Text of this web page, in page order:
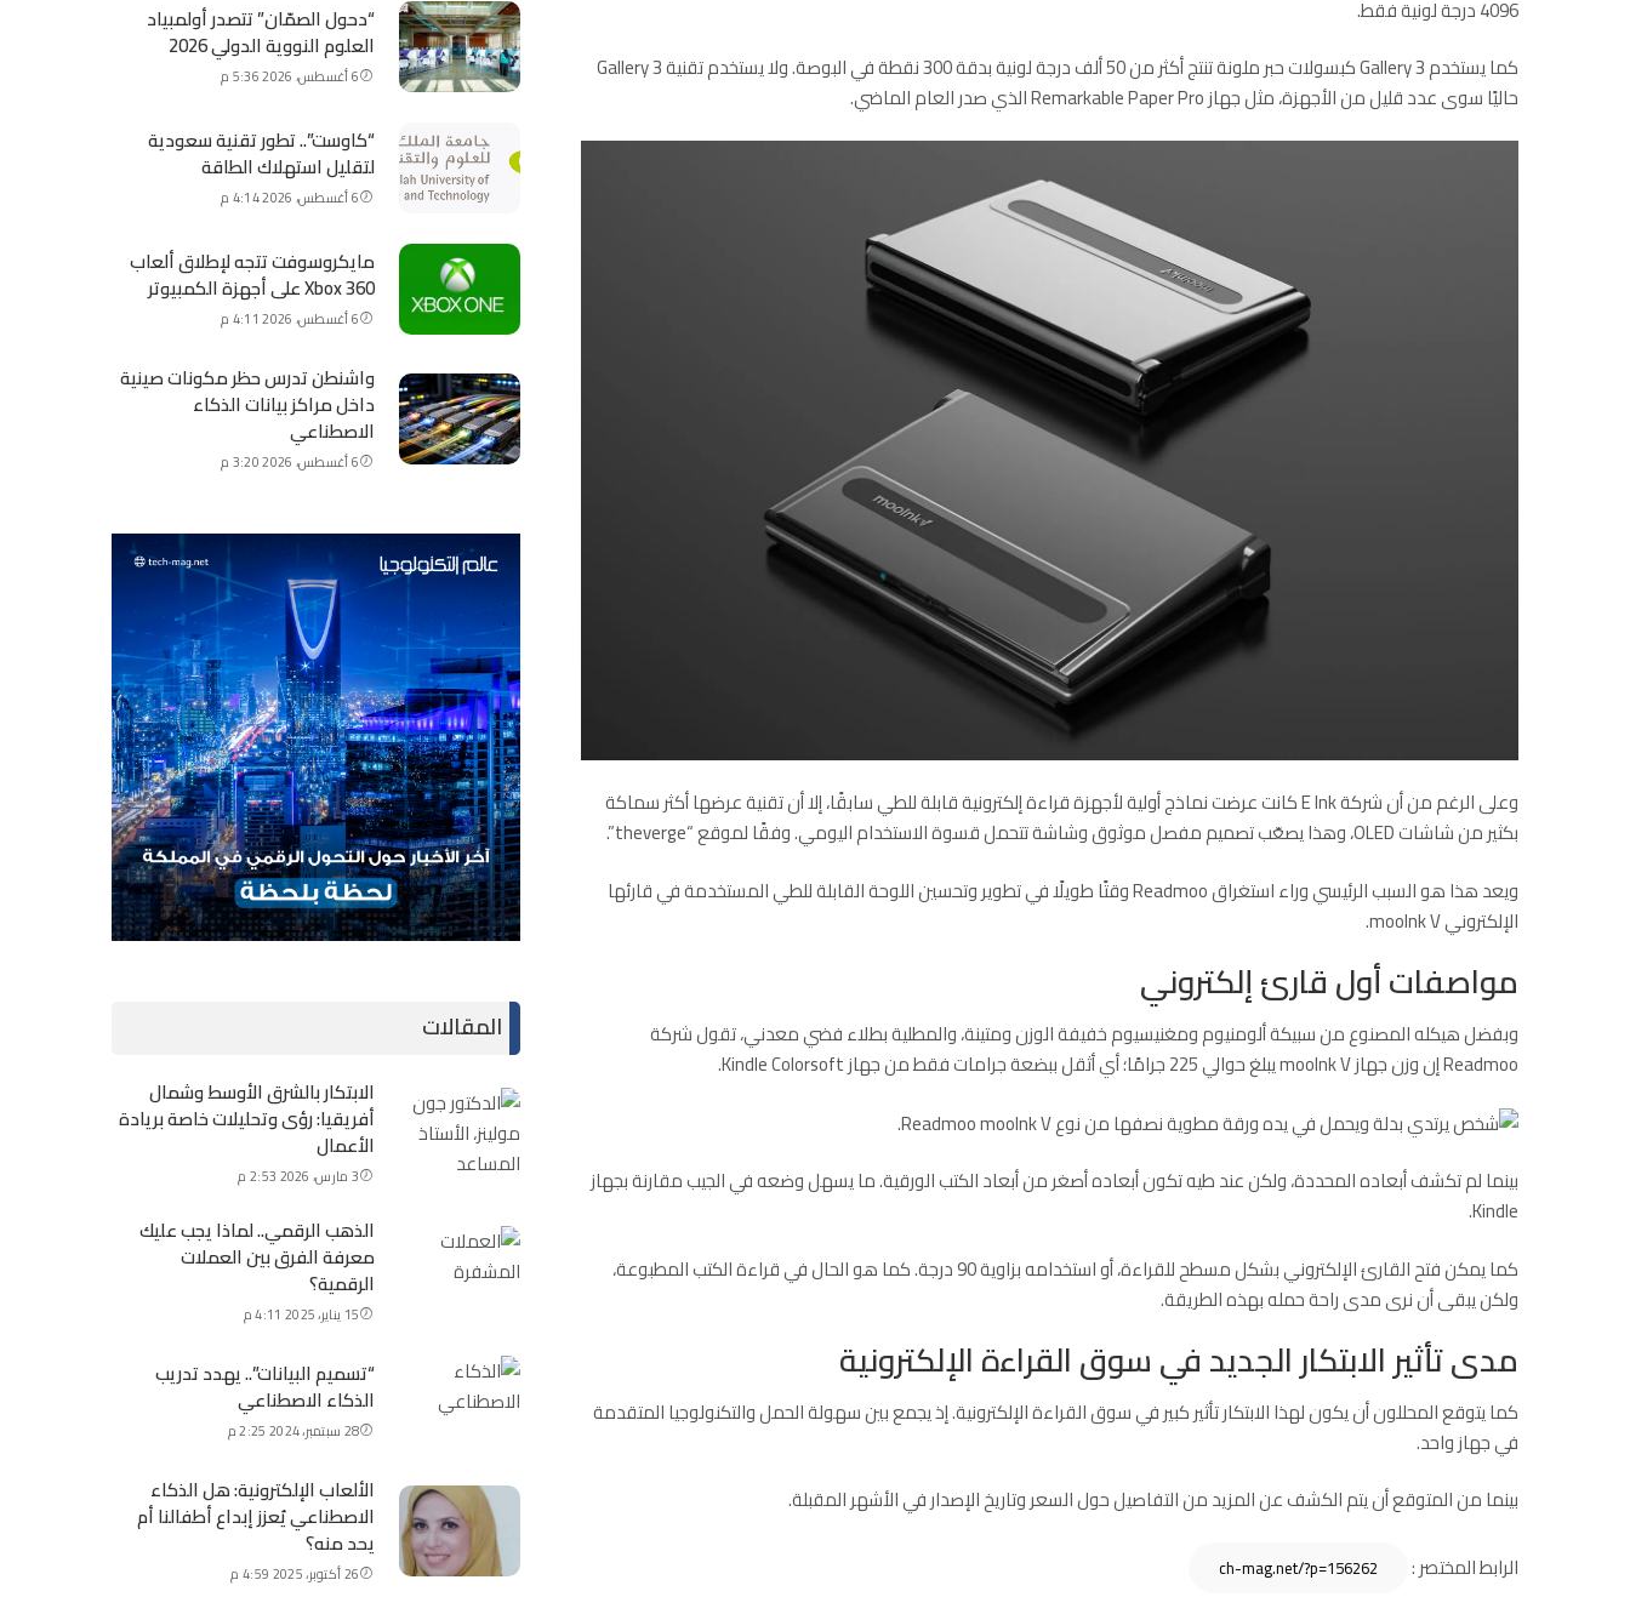
4096 درجة لونية فقط.
كما يستخدم Gallery 3 كبسولات حبر ملونة تنتج أكثر من 50 ألف درجة لونية بدقة 300 نقطة في البوصة. ولا يستخدم تقنية Gallery 3
حاليًا سوى عدد قليل من الأجهزة، مثل جهاز Remarkable Paper Pro الذي صدر العام الماضي.
وعلى الرغم من أن شركة E Ink كانت عرضت نماذج أولية لأجهزة قراءة إلكترونيةقابلة للطي سابقًا، إلا أن تقنية عرضها أكثر سماكة
بكثير من شاشات OLED، وهذا يصعّب تصميم مفصل موثوق وشاشة تتحمل قسوة الاستخدام اليومي. وفقًا لموقع “theverge”.
ويعد هذا هو السبب الرئيسي وراء استغراق Readmoo وقتًا طويلًا في تطوير وتحسين اللوحة القابلة للطي المستخدمة في قارئها
الإلكتروني mooInk V.
مواصفات أول قارئ إلكتروني
وبفضل هيكله المصنوع من سبيكة ألومنيوم ومغنيسيوم خفيفة الوزن ومتينة، والمطلية بطلاء فضي معدني، تقول شركة
Readmoo إن وزن جهاز mooInk V يبلغ حوالي 225 جرامًا؛ أي أثقل ببضعة جرامات فقط من جهاز Kindle Colorsoft.
بينما لم تكشف أبعاده المحددة، ولكن عند طيه تكون أبعاده أصغر من أبعاد الكتب الورقية. ما يسهل وضعه في الجيب مقارنة بجهاز
Kindle.
كما يمكن فتح القارئ الإلكتروني بشكل مسطح للقراءة، أو استخدامه بزاوية 90 درجة. كما هو الحال في قراءة الكتب المطبوعة،
ولكن يبقى أن نرى مدى راحة حمله بهذه الطريقة.
مدى تأثير الابتكار الجديد في سوق القراءة الإلكترونية
كما يتوقع المحللون أن يكون لهذا الابتكار تأثير كبير في سوق القراءة الإلكترونية. إذ يجمع بين سهولة الحمل والتكنولوجيا المتقدمة
في جهاز واحد.
بينما من المتوقع أن يتم الكشف عن المزيد من التفاصيل حول السعر وتاريخ الإصدار في الأشهر المقبلة.
الرابط المختصر :
“دحول الصمّان” تتصدر أولمبياد
العلوم النووية الدولي 2026
6 أغسطس، 2026 5:36 م
“كاوست”.. تطور تقنية سعودية
لتقليل استهلاك الطاقة
6 أغسطس، 2026 4:14 م
مايكروسوفت تتجه لإطلاق ألعاب
Xbox 360 على أجهزة الكمبيوتر
6 أغسطس، 2026 4:11 م
واشنطن تدرس حظر مكونات صينية
داخل مراكز بيانات الذكاء
الاصطناعي
6 أغسطس، 2026 3:20 م
المقالات
الابتكار بالشرق الأوسط وشمال
أفريقيا: رؤى وتحليلات خاصة بريادة
الأعمال
3 مارس، 2026 2:53 م
الذهب الرقمي.. لماذا يجب عليك
معرفة الفرق بين العملات
الرقمية؟
15 يناير، 2025 4:11 م
“تسميم البيانات”.. يهدد تدريب
الذكاء الاصطناعي
28 سبتمبر، 2024 2:25 م
الألعاب الإلكترونية: هل الذكاء
الاصطناعي يُعزز إبداع أطفالنا أم
يحد منه؟
26 أكتوبر، 2025 4:59 م